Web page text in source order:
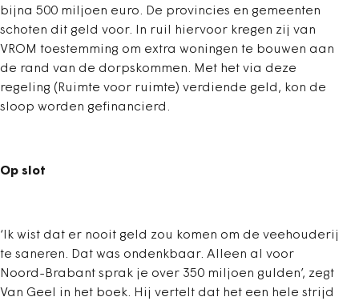
bijna 500 miljoen euro. De provincies en gemeenten
schoten dit geld voor. In ruil hiervoor kregen zij van
VROM toestemming om extra woningen te bouwen aan
de rand van de dorpskommen. Met het via deze
regeling (Ruimte voor ruimte) verdiende geld, kon de
sloop worden gefinancierd.
Op slot
‘Ik wist dat er nooit geld zou komen om de veehouderij
te saneren. Dat was ondenkbaar. Alleen al voor
Noord-Brabant sprak je over 350 miljoen gulden’, zegt
Van Geel in het boek. Hij vertelt dat het een hele strijd